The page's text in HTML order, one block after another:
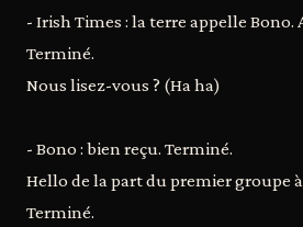
- Irish Times : la terre appelle Bono.
Terminé.
Nous lisez-vous ? (Ha ha)
- Bono : bien reçu. Terminé.
Hello de la part du premier groupe
Terminé.